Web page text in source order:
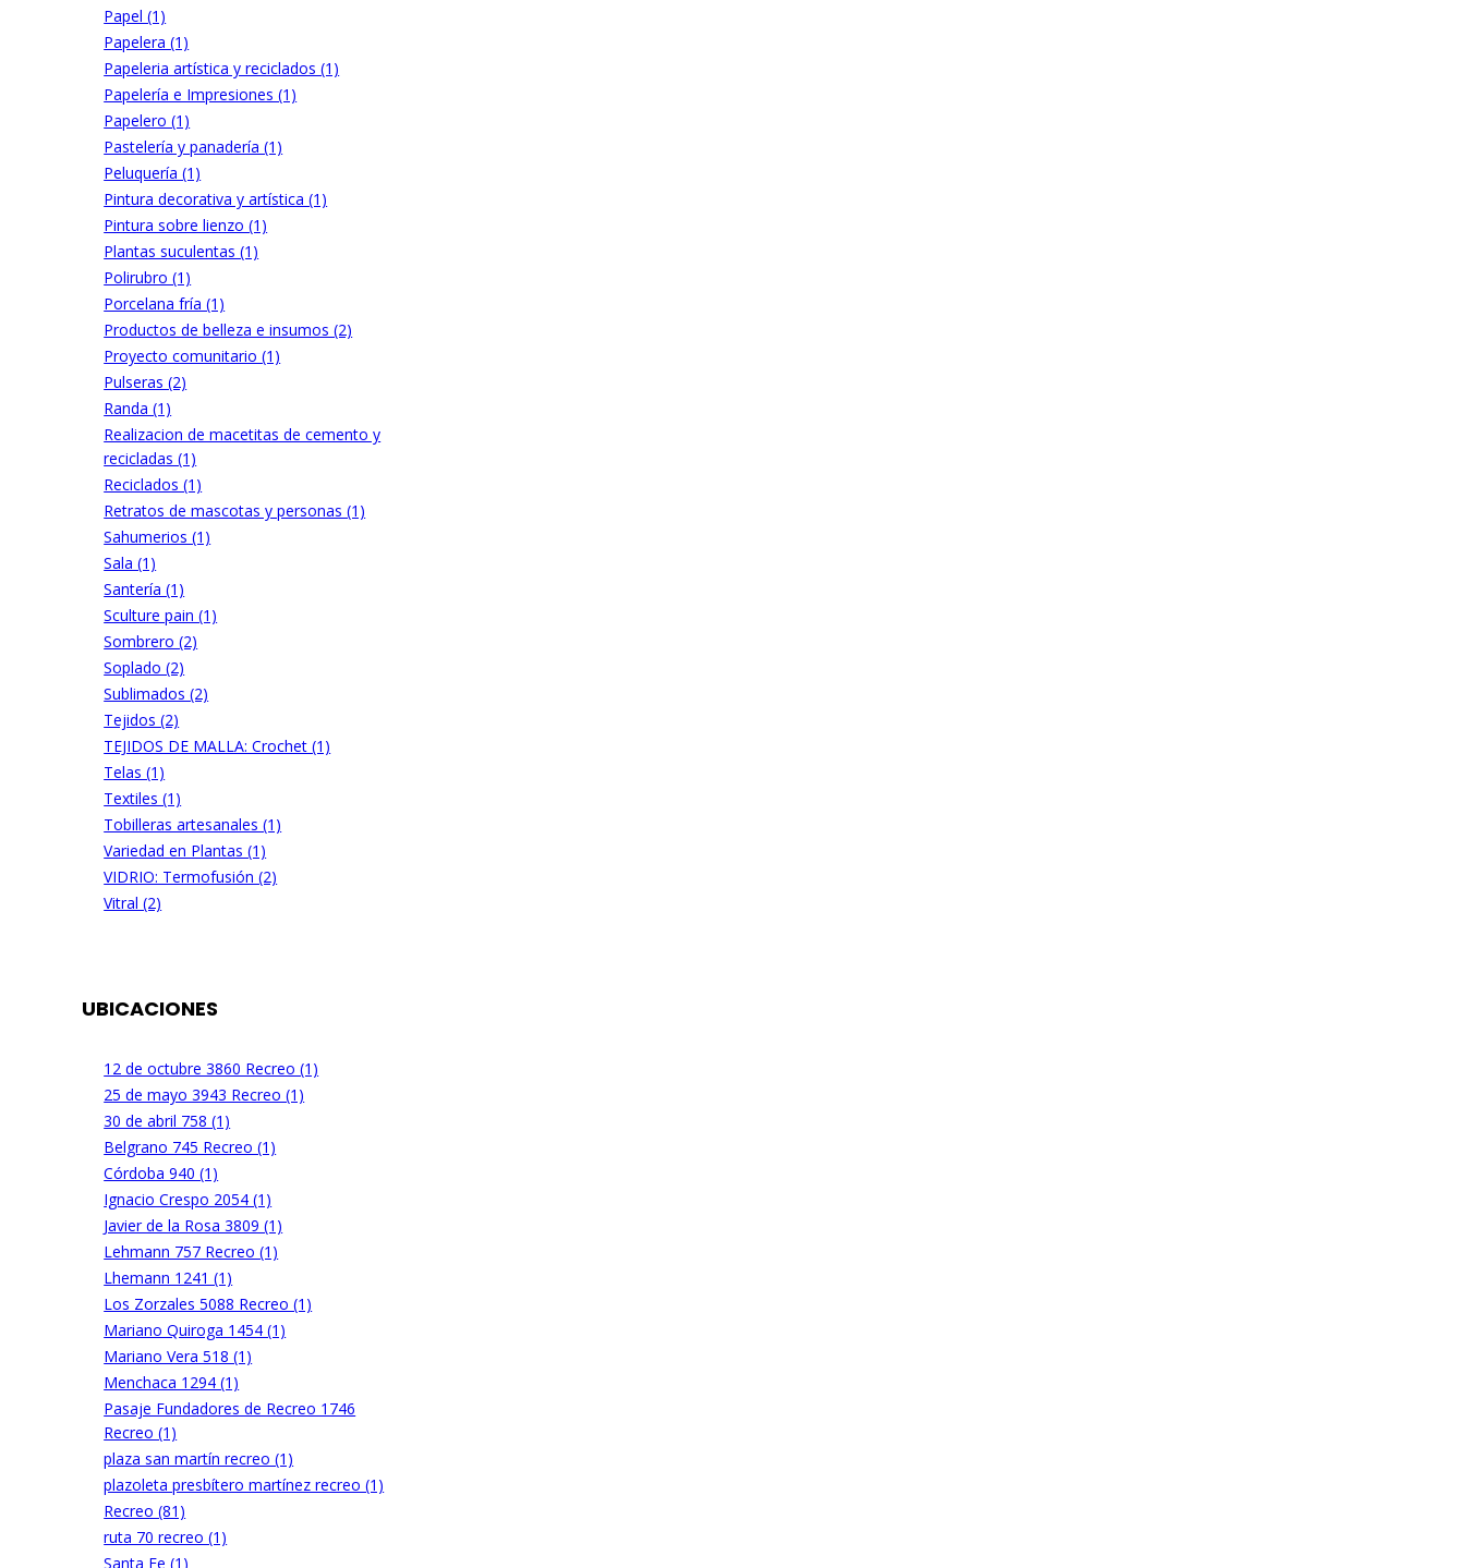
Papel (1)
Papelera (1)
Papeleria artística y reciclados (1)
Papelería e Impresiones (1)
Papelero (1)
Pastelería y panadería (1)
Peluquería (1)
Pintura decorativa y artística (1)
Pintura sobre lienzo (1)
Plantas suculentas (1)
Polirubro (1)
Porcelana fría (1)
Productos de belleza e insumos (2)
Proyecto comunitario (1)
Pulseras (2)
Randa (1)
Realizacion de macetitas de cemento y
recicladas (1)
Reciclados (1)
Retratos de mascotas y personas (1)
Sahumerios (1)
Sala (1)
Santería (1)
Sculture pain (1)
Sombrero (2)
Soplado (2)
Sublimados (2)
Tejidos (2)
TEJIDOS DE MALLA: Crochet (1)
Telas (1)
Textiles (1)
Tobilleras artesanales (1)
Variedad en Plantas (1)
VIDRIO: Termofusión (2)
Vitral (2)
UBICACIONES
12 de octubre 3860 Recreo (1)
25 de mayo 3943 Recreo (1)
30 de abril 758 (1)
Belgrano 745 Recreo (1)
Córdoba 940 (1)
Ignacio Crespo 2054 (1)
Javier de la Rosa 3809 (1)
Lehmann 757 Recreo (1)
Lhemann 1241 (1)
Los Zorzales 5088 Recreo (1)
Mariano Quiroga 1454 (1)
Mariano Vera 518 (1)
Menchaca 1294 (1)
Pasaje Fundadores de Recreo 1746
Recreo (1)
plaza san martín recreo (1)
plazoleta presbítero martínez recreo (1)
Recreo (81)
ruta 70 recreo (1)
Santa Fe (1)